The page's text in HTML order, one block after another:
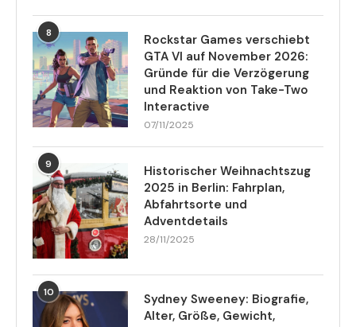
8
Rockstar Games verschiebt
GTA VI auf November 2026:
Gründe für die Verzögerung
und Reaktion von Take-Two
Interactive
07/11/2025
9
Historischer Weihnachtszug
2025 in Berlin: Fahrplan,
Abfahrtsorte und
Adventdetails
28/11/2025
10
Sydney Sweeney: Biografie,
Alter, Größe, Gewicht,